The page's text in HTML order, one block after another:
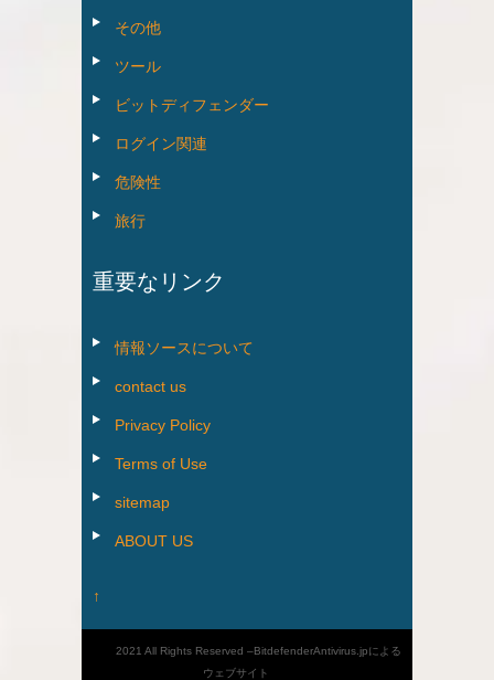
その他
ツール
ビットディフェンダー
ログイン関連
危険性
旅行
重要なリンク
情報ソースについて
contact us
Privacy Policy
Terms of Use
sitemap
ABOUT US
↑